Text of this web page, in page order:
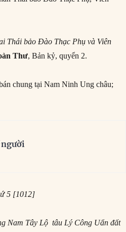
Thái bảo Đào Thạc Phụ và Viên
Thư, Bản kỷ, quyển 2.
chung tại Nam Ninh Ung châu;
5 [1012]
Nam Tây Lộ tâu Lý Công Uẩn đất